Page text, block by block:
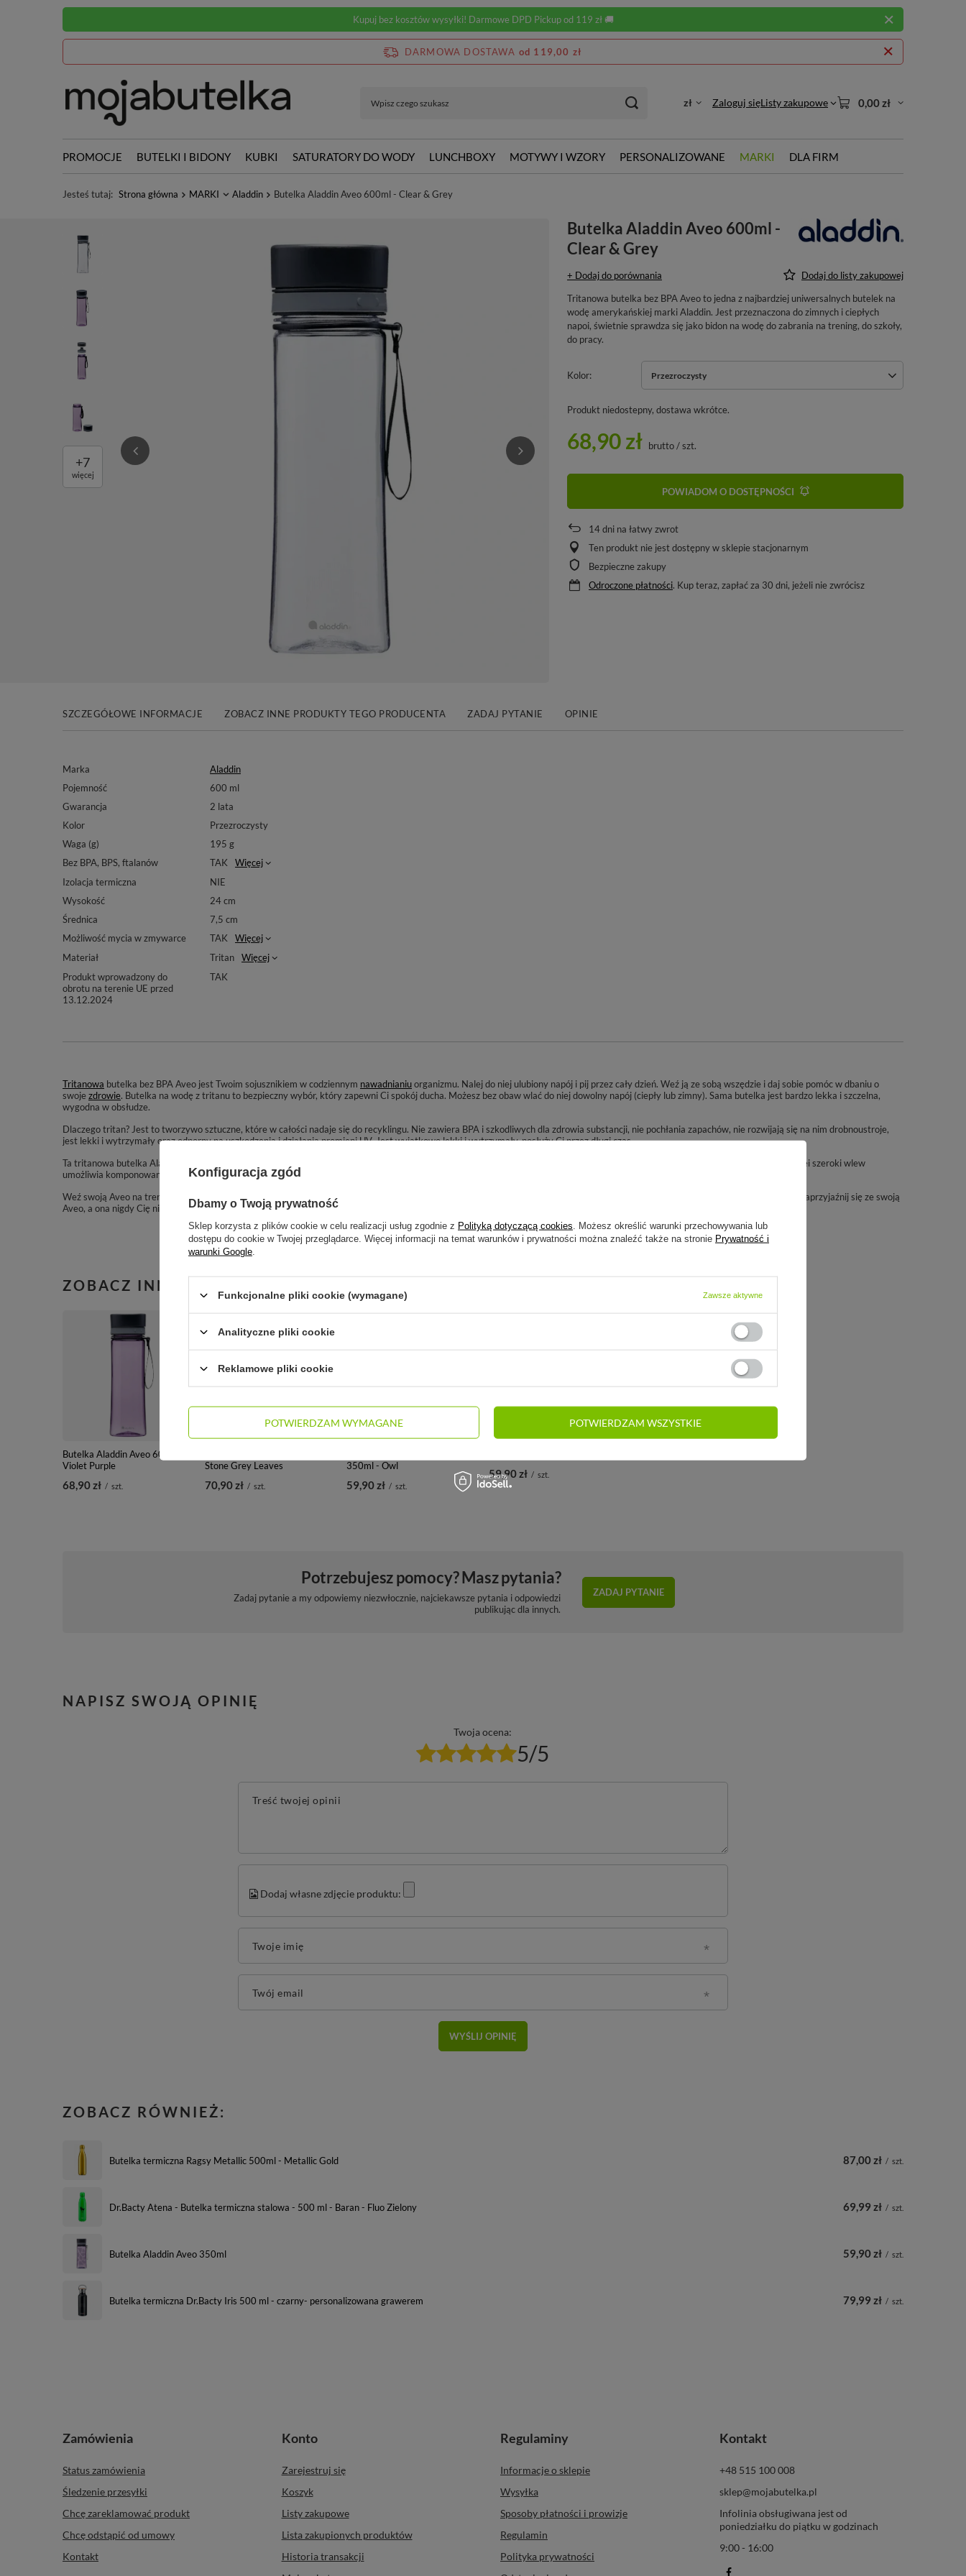
Kupuj bez kosztów wysyłki! Darmowe DPD Pickup od 119 zł 🚚
DARMOWA DOSTAWA od 119,00 zł
zł Zaloguj sięListy zakupowe 0,00 zł
PROMOCJE BUTELKI I BIDONY KUBKI SATURATORY DO WODY LUNCHBOXY MOTYWY I WZORY PERSONALIZOWANE MARKI DLA FIRM
Jesteś tutaj: Strona główna MARKI Aladdin Butelka Aladdin Aveo 600ml - Clear & Grey
+7
więcej
Butelka Aladdin Aveo 600ml -
Clear & Grey
+ Dodaj do porównania
Dodaj do listy zakupowej
Tritanowa butelka bez BPA Aveo to jedna z najbardziej uniwersalnych butelek na
wodę amerykańskiej marki Aladdin. Jest przeznaczona do zimnych i ciepłych
napoi, świetnie sprawdza się jako bidon na wodę do zabrania na trening, do szkoły,
do pracy.
Kolor Przezroczysty
Produkt niedostepny, dostawa wkrótce
68,90 zł brutto/szt.
POWIADOM O DOSTĘPNOŚCI
14dni na łatwy zwrot
Ten produkt nie jest dostępny w sklepie stacjonarnym
Bezpieczne zakupy
Odroczone płatności. Kup teraz, zapłać za 30 dni, jeżeli nie zwrócisz
SZCZEGÓŁOWE INFORMACJE ZOBACZ INNE PRODUKTY TEGO PRODUCENTA ZADAJ PYTANIE OPINIE
Marka
Aladdin
Pojemność
600 ml
Gwarancja
2 lata
Kolor
Przezroczysty
Waga (g)
195 g
Bez BPA, BPS, ftalanów
TAK
Więcej
Izolacja termiczna
NIE
Wysokość
24 cm
Średnica
7,5 cm
Możliwość mycia w zmywarce
TAK
Więcej
Materiał
Tritan
Więcej
Produkt wprowadzony do
obrotu na terenie UE przed
13.12.2024
TAK
Tritanowa butelka bez BPA Aveo jest Twoim sojusznikiem w codziennym nawadnianiuorganizmu. Nalej do niej ulubiony napój i pij przez cały dzień. Weź ją ze sobą wszędzie i daj sobie pomóc w dbaniu o
swoje zdrowie. Butelka na wodę z tritanu to bezpieczny wybór, który zapewni Ci spokój ducha. Możesz bez obaw wlać do niej dowolny napój (ciepły lub zimny). Sama butelka jest bardzo lekka i szczelna,
wygodna w obsłudze.
Dlaczego tritan? Jest to tworzywo sztuczne, które w całości nadaje się do recyklingu. Nie zawiera BPA i szkodliwych dla zdrowia substancji, nie pochłania zapachów, nie rozwijają się na nim drobnoustroje,
jest lekki i wytrzymały oraz odporny na uszkodzenia i działania promieni UV. Jest wyjątkowo lekki i wytrzymały, posłuży Ci przez długi czas.
Ta tritanowa butelka Aladdin została wyposażona w szeroką
z wygodnym ustnikiem. Dlatego jest też polecana dla dzieci, bo optymalny wypływ wody ułatwia im picie. Z kolei szeroki wlew
umożliwia komponowanie dowolnych napojów jak np. wody smakowe z dodatkiem
Weź swoją Aveo na trening i ciesz się ulubionym napojem zawsze pod ręką. Noś ją ze sobą wszędzie i już nigdy nie zapomnij o stałym nawadnianiu organizmu w ciągu dnia. Po prostu zaprzyjaźnij się ze swoją
Aveo, a ona nigdy Cię nie zawiedzie.
ZOBACZ INNE PRODUKTY TEGO PRODUCENTA
Butelka Aladdin Aveo 600ml -
Violet Purple
68,90 zł / szt.
Stone Grey Leaves
70,90 zł / szt.
350ml - Owl
59,90 zł / szt.
59,90 zł / szt.
Potrzebujesz pomocy? Masz pytania?
Zadaj pytanie a my odpowiemy niezwłocznie, najciekawsze pytania i odpowiedzi
publikując dla innych.
ZADAJ PYTANIE
NAPISZ SWOJĄ OPINIĘ
Twoja ocena:
5/5
Treść twojej opinii
Dodaj własne zdjęcie produktu:
Twoje imię
Twój email
WYŚLIJ OPINIĘ
ZOBACZ RÓWNIEŻ:
Butelka termiczna Ragsy Metallic 500ml - Metallic Gold 87,00 zł / szt.
Dr.Bacty Atena - Butelka termiczna stalowa - 500 ml - Baran - Fluo Zielony 69,99 zł / szt.
Butelka Aladdin Aveo 350ml 59,90 zł / szt.
Butelka termiczna Dr.Bacty Iris 500 ml - czarny- personalizowana grawerem 79,99 zł / szt.
Zamówienia
Status zamówienia
Śledzenie przesyłki
Chcę zareklamować produkt
Chcę odstąpić od umowy
Kontakt
Konto
Zarejestruj się
Koszyk
Listy zakupowe
Lista zakupionych produktów
Historia transakcji
Regulaminy
Informacje o sklepie
Wysyłka
Sposoby płatności i prowizje
Regulamin
Polityka prywatności
Kontakt
+48 515 100 008
sklep@mojabutelka.pl
Infolinia obsługiwana jest od
poniedziałku do piątku w godzinach
9:00 - 16:00
Konfiguracja zgód
Dbamy o Twoją prywatność
Sklep korzysta z plików cookie w celu realizacji usług zgodnie z Polityką dotyczącą cookies . Możesz określić warunki przechowywania lub
dostępu do cookie w Twojej przeglądarce. Więcej informacji na temat warunków i prywatności można znaleźć także na stronie Prywatność i
warunki Google
Funkcjonalne pliki cookie (wymagane) Zawsze aktywne
Analityczne pliki cookie
Reklamowe pliki cookie
POTWIERDZAM WYMAGANE POTWIERDZAM WSZYSTKIE